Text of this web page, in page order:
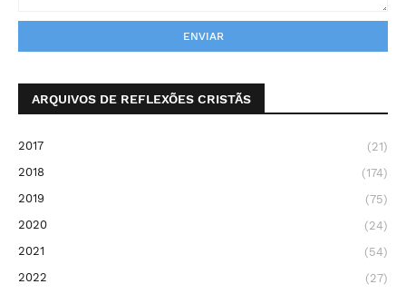
ARQUIVOS DE REFLEXÕES CRISTÃS
2017
(21)
2018
(174)
2019
(75)
2020
(24)
2021
(54)
2022
(27)